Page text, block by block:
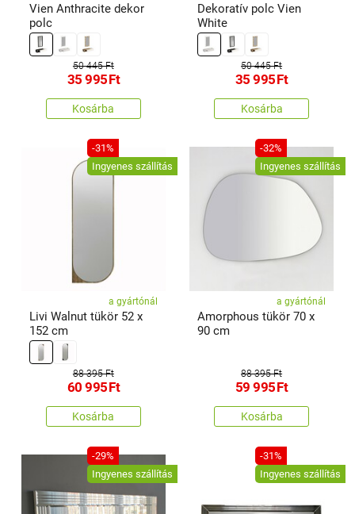
Vien Anthracite dekor
polc
50 445 Ft
35 995Ft
Kosárba
Dekoratív polc Vien
White
50 445 Ft
35 995Ft
Kosárba
-31%
Ingyenes szállítás
a gyártónál
Livi Walnut tükör 52 x
152 cm
88 395 Ft
60 995Ft
Kosárba
-32%
Ingyenes szállítás
a gyártónál
Amorphous tükör 70 x
90 cm
88 395 Ft
59 995Ft
Kosárba
-29%
Ingyenes szállítás
-31%
Ingyenes szállítás